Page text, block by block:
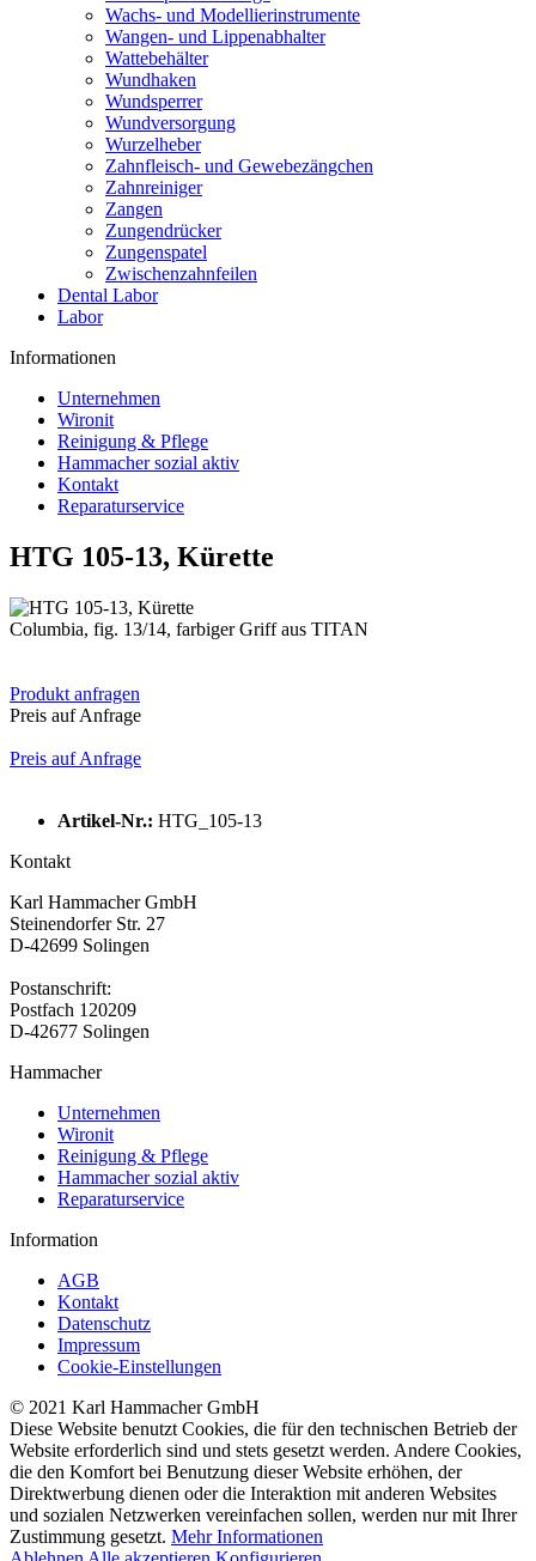
Wachs- und Modellierinstrumente
Wangen- und Lippenabhalter
Wattebehälter
Wundhaken
Wundsperrer
Wundversorgung
Wurzelheber
Zahnfleisch- und Gewebezängchen
Zahnreiniger
Zangen
Zungendrücker
Zungenspatel
Zwischenzahnfeilen
Dental Labor
Labor
Informationen
Unternehmen
Wironit
Reinigung & Pflege
Hammacher sozial aktiv
Kontakt
Reparaturservice
HTG 105-13, Kürette
Columbia, fig. 13/14, farbiger Griff aus TITAN
Produkt anfragen
Preis auf Anfrage
Preis auf Anfrage
Artikel-Nr.: HTG_105-13
Kontakt
Karl Hammacher GmbH
Steinendorfer Str. 27
D-42699 Solingen
Postanschrift:
Postfach 120209
D-42677 Solingen
Hammacher
Unternehmen
Wironit
Reinigung & Pflege
Hammacher sozial aktiv
Reparaturservice
Information
AGB
Kontakt
Datenschutz
Impressum
Cookie-Einstellungen
© 2021 Karl Hammacher GmbH
Diese Website benutzt Cookies, die für den technischen Betrieb der
Website erforderlich sind und stets gesetzt werden. Andere Cookies,
die den Komfort bei Benutzung dieser Website erhöhen, der
Direktwerbung dienen oder die Interaktion mit anderen Websites
und sozialen Netzwerken vereinfachen sollen, werden nur mit Ihrer
Zustimmung gesetzt. Mehr Informationen